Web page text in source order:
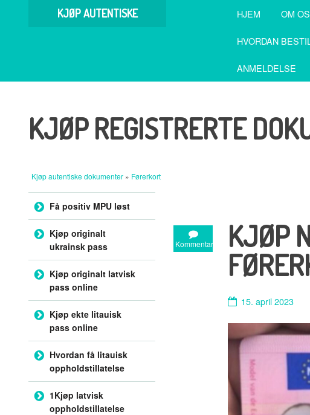
KJØP AUTENTISKE HJEM OM
HVORDAN
ANMELDELSE
KJØP REGISTRERTE
Kjøp autentiske dokumenter » Førerkort
Kommentar
KJØP
15. april 2023
Hopp til innholdet
Få positiv MPU løst
Kjøp originalt
ukrainsk pass
Kjøp originalt latvisk
pass online
Kjøp ekte litauisk
pass online
Hvordan få litauisk
oppholdstillatelse
1Kjøp latvisk
oppholdstillatelse